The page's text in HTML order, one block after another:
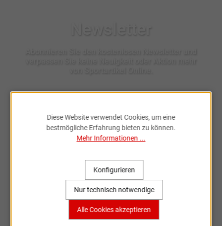
genommen.
Fahrradzubehör & Ersatzteile
online entdecken
Diese Website verwendet Cookies, um eine
bestmögliche Erfahrung bieten zu können.
Mehr Informationen ...
Nur technisch notwendige
Konfigurieren
Alle Cookies akzeptieren